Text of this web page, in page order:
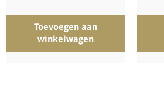
Toevoegen aan
winkelwagen